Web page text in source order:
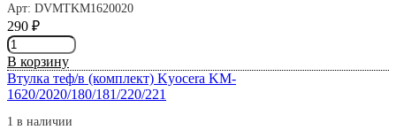
Kyocera
KM-
1620/1650
(2C920150)
Арт: DVMTKM1620020
290 ₽
Количество
товара
Втулка
теф/
в
(rear)
В корзину
Втулка теф/в (комплект) Kyocera KM-
1620/2020/180/181/220/221
1 в наличии